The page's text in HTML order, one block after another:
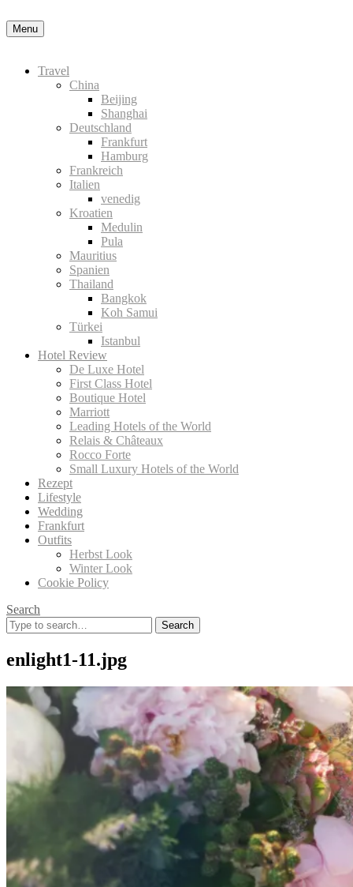
Menu
Travel
China
Beijing
Shanghai
Deutschland
Frankfurt
Hamburg
Frankreich
Italien
venedig
Kroatien
Medulin
Pula
Mauritius
Spanien
Thailand
Bangkok
Koh Samui
Türkei
Istanbul
Hotel Review
De Luxe Hotel
First Class Hotel
Boutique Hotel
Marriott
Leading Hotels of the World
Relais & Châteaux
Rocco Forte
Small Luxury Hotels of the World
Rezept
Lifestyle
Wedding
Frankfurt
Outfits
Herbst Look
Winter Look
Cookie Policy
Search
Search
for:
enlight1-11.jpg
Datenschutzerklärung